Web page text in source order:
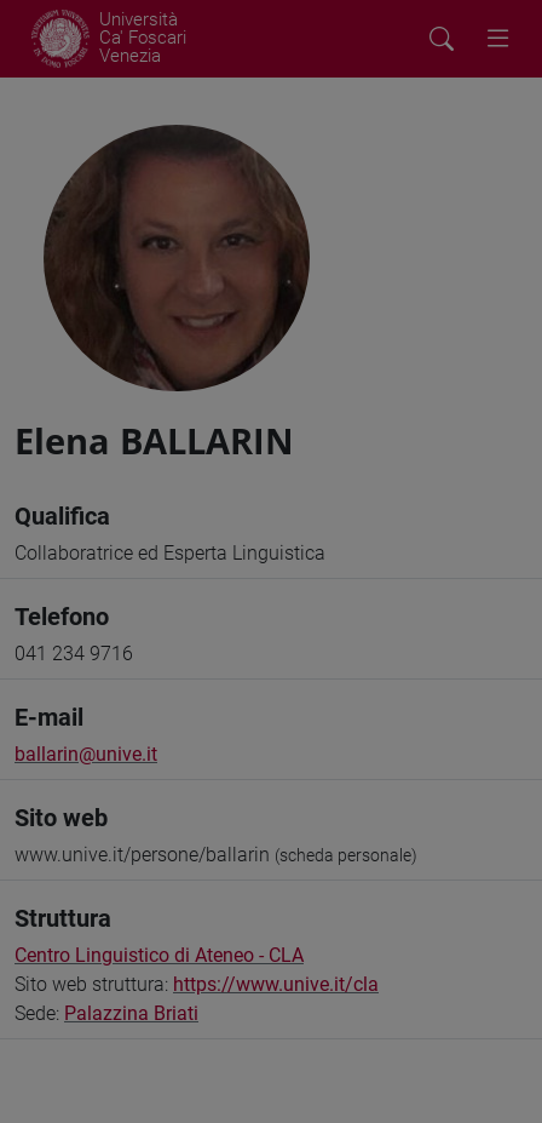
Università
Ca' Foscari
Venezia
Elena BALLARIN
Qualifica
Collaboratrice ed Esperta Linguistica
Telefono
041 234 9716
E-mail
ballarin@unive.it
Sito web
www.unive.it/persone/ballarin (scheda personale)
Struttura
Centro Linguistico di Ateneo - CLA
Sito web struttura: https://www.unive.it/cla
Sede: Palazzina Briati